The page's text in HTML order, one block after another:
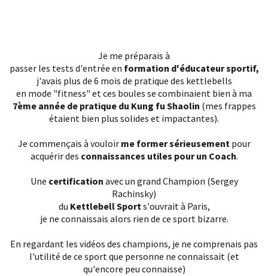
Je me préparais à
passer les tests d'entrée en formation d'éducateur sportif,
j'avais plus de 6 mois de pratique des kettlebells
en mode "fitness" et ces boules se combinaient bien à ma
7ème année de pratique du Kung fu Shaolin (mes frappes
étaient bien plus solides et impactantes).
Je commençais à vouloir me former sérieusementpour
acquérir des connaissances utiles pour un Coach.
Une certification avec un grand Champion (Sergey
Rachinsky)
du Kettlebell Sports'ouvrait à Paris,
je ne connaissais alors rien de ce sport bizarre.
En regardant les vidéos des champions, je ne comprenais pas
l'utilité de ce sport que personne ne connaissait (et
qu'encore peu connaisse)